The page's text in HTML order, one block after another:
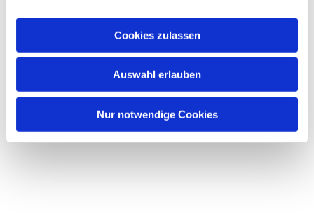
Cookies zulassen
Auswahl erlauben
Nur notwendige Cookies